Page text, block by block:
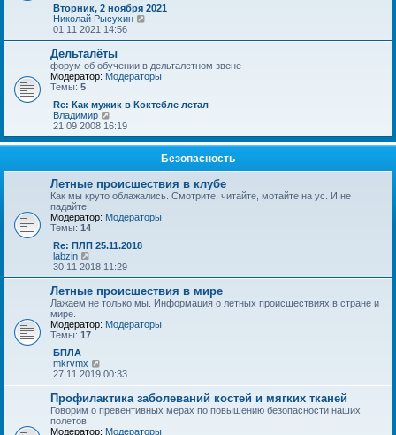
щ
е
н
ю
о
с
л
е
д
н
е
м
с
о
о
щ
ю
Вторник, 2 ноября 2021
Николай Рысухин
р
т
и
п
л
е
м
у
о
ю
01 11 2021 14:56
Дельталёты
форум об обучении в дельталетном звене
Модератор: Модераторы
Темы: 5
Re: Как мужик в Коктебле летал
Владимир
е
р
е
к
п
с
е
д
н
е
у
с
о
н
и
21 09 2008 16:19
Безопасность
Летные происшествия в клубе
Как мы круто облажались. Смотрите, читайте, мотайте на ус. И не
падайте!
Модератор: Модераторы
Темы: 14
Re: ПЛП 25.11.2018
labzin
е
р
е
й
т
к
с
л
е
н
е
30 11 2018 11:29
Летные происшествия в мире
Лажаем не только мы. Информация о летных происшествиях в стране и
мире.
Модератор: Модераторы
Темы: 17
БПЛА
mkrvmx
е
р
е
й
т
и
27 11 2019 00:33
Профилактика заболеваний костей и мягких тканей
Говорим о превентивных мерах по повышению безопасности наших
полетов.
Модератор: Модераторы